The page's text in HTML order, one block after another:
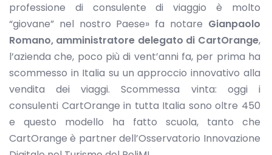
professione di consulente di viaggio è molto
“giovane” nel nostro Paese» fa notare Gianpaolo
Romano, amministratore delegato di CartOrange,
l’azienda che, poco più di vent’anni fa, per prima ha
scommesso in Italia su un approccio innovativo alla
vendita dei viaggi. Scommessa vinta: oggi i
consulenti CartOrange in tutta Italia sono oltre 450
e questo modello ha fatto scuola, tanto che
CartOrange è partner dell’Osservatorio Innovazione